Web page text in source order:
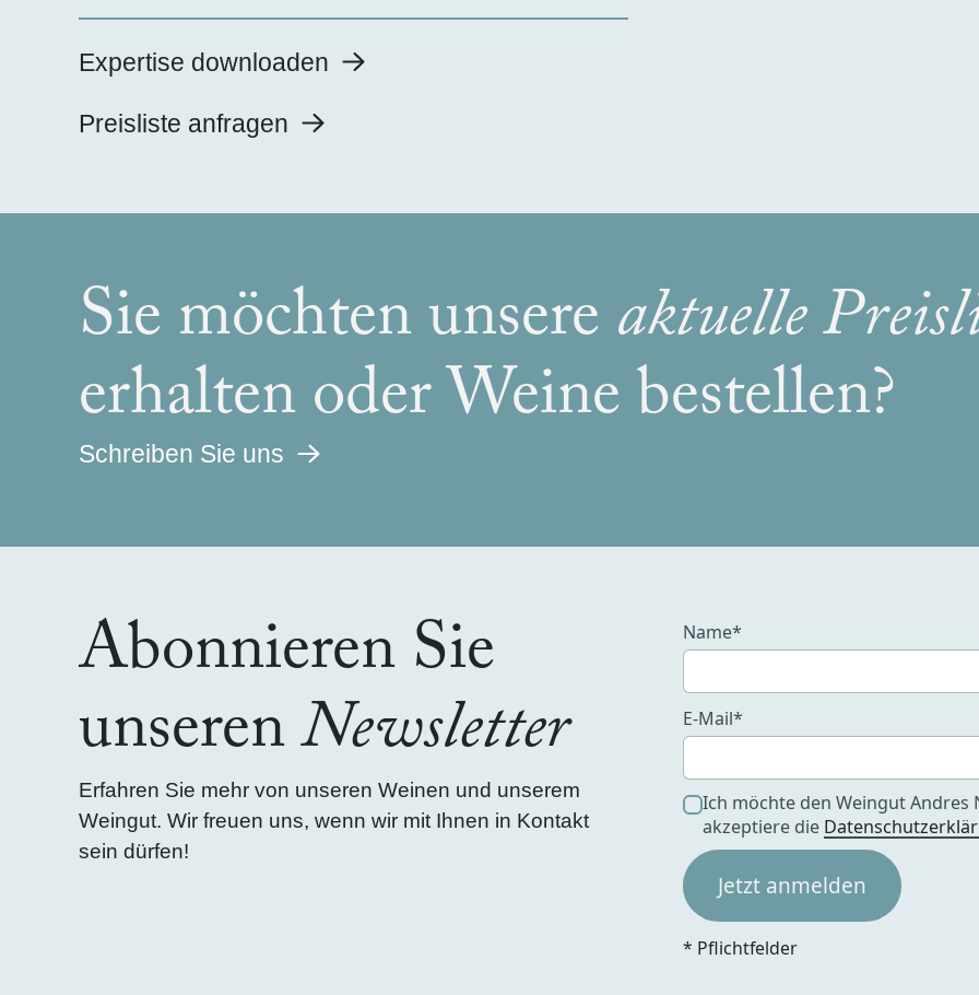
Expertise downloaden
Preisliste anfragen
Sie möchten unsereaktuelle
erhalten oder Weine bestellen?
Schreiben Sie uns
Abonnieren Sie
unserenNewsletter
Erfahren Sie mehr von unseren Weinen und unserem
Weingut. Wir freuen uns, wenn wir mit Ihnen in Kontakt
sein dürfen!
Name*
E-Mail*
Ich möchte den Weingut
akzeptiere die
* Pflichtfelder